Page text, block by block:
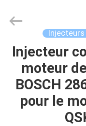
MAISON
PRODUITS
Auto
Rights
Reserved.Injecteur
moteur
BOSCH
pour le